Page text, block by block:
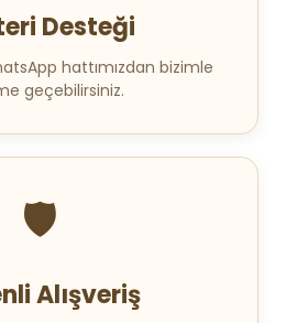
Desteği
hattımızdan bizimle
geçebilirsiniz.
🛡️
Alışveriş